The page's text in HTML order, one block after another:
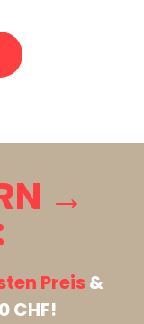
→
Preis&
CHF!